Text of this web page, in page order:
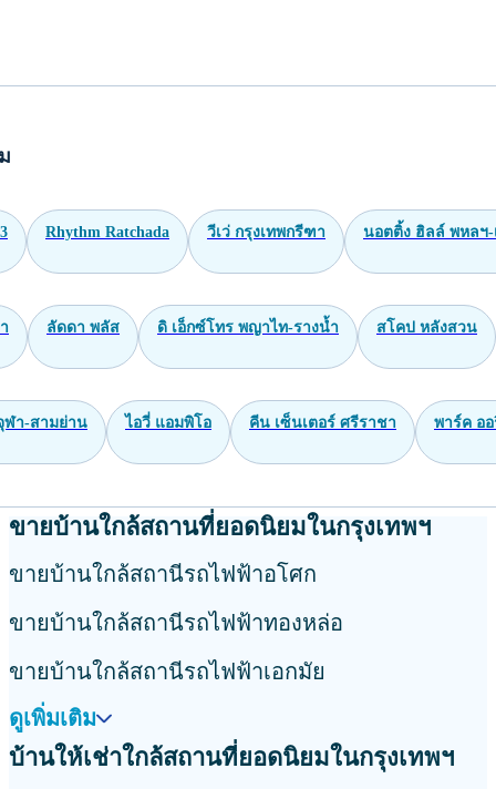
Rhythm Ratchada วีเว่ กรุงเทพกรีฑา นอตติ้ง ฮิลล์ พหลฯ-
ลัดดา พลัส ดิ เอ็กซ์โทร พญาไท-รางน้ำ สโคป หลังสวน
ฬา-สามย่าน ไอวี่ แอมพิโอ คีน เซ็นเตอร์ ศรีราชา พาร์ค อ
ขายบ้านใกล้สถานที่ยอดนิยมในกรุงเทพฯ
ขายบ้านใกล้สถานีรถไฟฟ้าอโศก
ขายบ้านใกล้สถานีรถไฟฟ้าทองหล่อ
ขายบ้านใกล้สถานีรถไฟฟ้าเอกมัย
ดูเพิ่มเติม
บ้านให้เช่าใกล้สถานที่ยอดนิยมในกรุงเทพฯ